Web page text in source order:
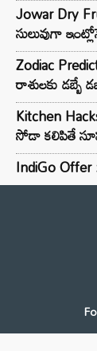
Jowar Dry
సులువుగా
Zodiac
రాశులకు డబ్బే
Kitchen
సోడా కలిపితే
IndiGo